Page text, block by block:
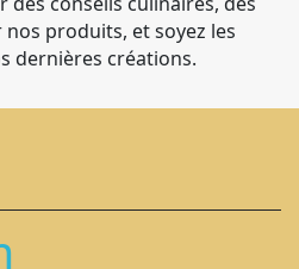
produits, et soyez les
dernières créations.